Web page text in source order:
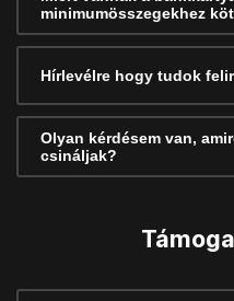
minimumösszegekhez
Hírlevélre hogy tudok
Olyan kérdésem van,
csináljak?